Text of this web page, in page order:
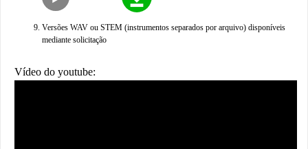
Versões WAV ou STEM (instrumentos separados por arquivo) disponíveis
mediante solicitação
Vídeo do youtube: